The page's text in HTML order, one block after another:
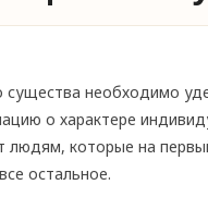
существа необходимо
о характере
людям, которые на
остальное.